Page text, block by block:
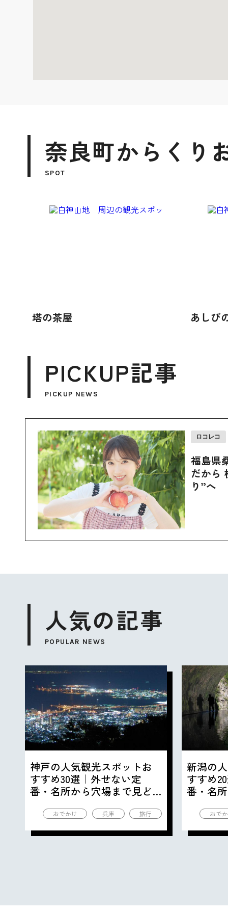
奈良町からくり
SPOT
塔の茶屋 あしび
PICKUP記事
PICKUP NEWS
ロコレコ
福島県
だから
り”へ
人気の記事
POPULAR NEWS
神戸の人気観光スポットお
すすめ30選｜外せない定
番・名所から穴場まで見ど
おでかけ 兵庫 旅行
新潟の
すすめ
番・名
おで